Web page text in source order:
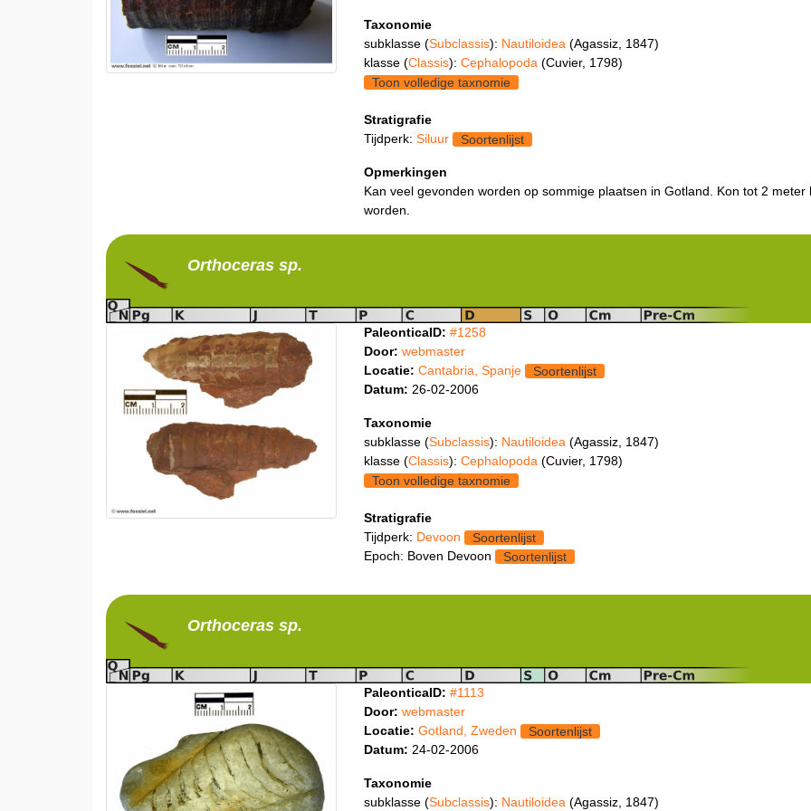
Taxonomie
subklasse (Subclassis): Nautiloidea (Agassiz, 1847)
klasse (Classis): Cephalopoda (Cuvier, 1798)
Toon volledige taxnomie
Stratigrafie
Tijdperk: Siluur Soortenlijst
Opmerkingen
Kan veel gevonden worden op sommige plaatsen in Gotland. Kon tot 2 meter
worden.
Orthocerassp.
PaleonticaID: #1258
Door: webmaster
Locatie: Cantabria, Spanje
Soortenlijst
Datum: 26-02-2006
Taxonomie
subklasse (Subclassis): Nautiloidea (Agassiz, 1847)
klasse (Classis): Cephalopoda (Cuvier, 1798)
Toon volledige taxnomie
Stratigrafie
Tijdperk: Devoon
Soortenlijst
Epoch: Boven Devoon
Soortenlijst
Orthocerassp.
PaleonticaID: #1113
Door: webmaster
Locatie: Gotland, Zweden
Soortenlijst
Datum: 24-02-2006
Taxonomie
subklasse (Subclassis): Nautiloidea (Agassiz, 1847)